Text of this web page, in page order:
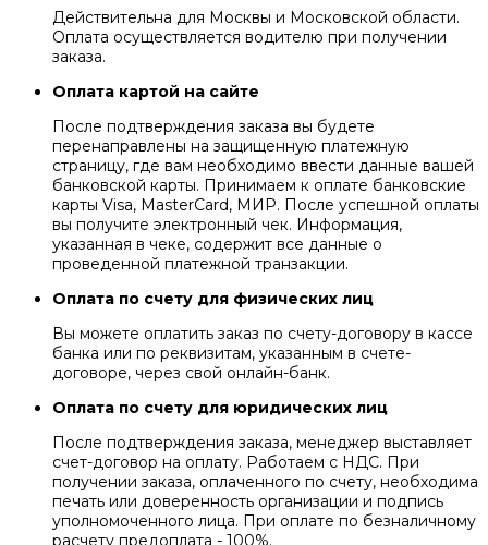
Действительна для Москвы и Московской области.
Оплата осуществляется водителю при получении
заказа.
Оплата картой на сайте
После подтверждения заказа вы будете
перенаправлены на защищенную платежную
страницу, где вам необходимо ввести данные вашей
банковской карты. Принимаем к оплате банковские
карты Visa, MasterCard, МИР. После успешной оплаты
вы получите электронный чек. Информация,
указанная в чеке, содержит все данные о
проведенной платежной транзакции.
Оплата по счету для физических лиц
Вы можете оплатить заказ по счету-договору в кассе
банка или по реквизитам, указанным в счете-
договоре, через свой онлайн-банк.
Оплата по счету для юридических лиц
После подтверждения заказа, менеджер выставляет
счет-договор на оплату. Работаем с НДС. При
получении заказа, оплаченного по счету, необходима
печать или доверенность организации и подпись
уполномоченного лица. При оплате по безналичному
расчету предоплата - 100%.